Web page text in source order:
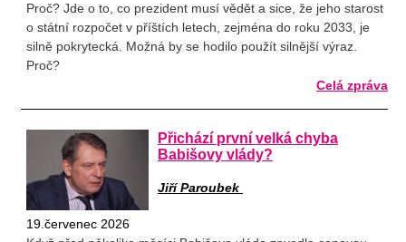
Proč? Jde o to, co prezident musí vědět a sice, že jeho starost
o státní rozpočet v příštích letech, zejména do roku 2033, je
silně pokrytecká. Možná by se hodilo použít silnější výraz.
Proč?
Celá zpráva
Přichází první velká chyba
Babišovy vlády?
Jiří Paroubek
19.červenec 2026